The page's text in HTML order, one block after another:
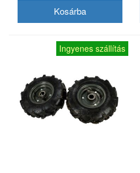
Ingyenes szállítás